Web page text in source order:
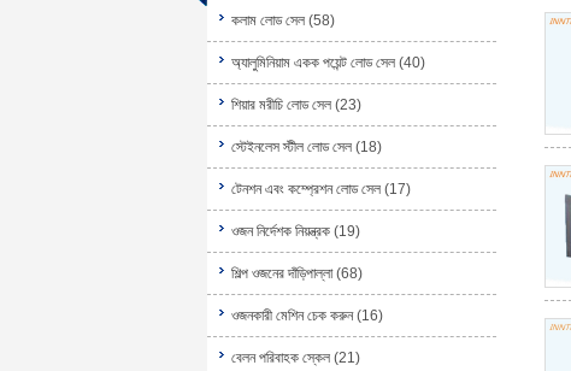
কলাম লোড সেল (58)
অ্যালুমিনিয়াম একক পয়েন্ট লোড সেল (40)
শিয়ার মরীচি লোড সেল (23)
স্টেইনলেস স্টীল লোড সেল (18)
টেনশন এবং কম্প্রেশন লোড সেল (17)
ওজন নির্দেশক নিয়ন্ত্রক (19)
শিল্প ওজনের দাঁড়িপাল্লা (68)
ওজনকারী মেশিন চেক করুন (16)
বেলন পরিবাহক স্কেল (21)